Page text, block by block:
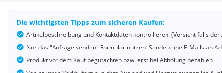
Die wichtigsten Tipps zum sicheren Kaufen:
Artikelbeschreibung und Kontaktdaten kontrollieren. (Vorsicht falls
Nur das "Anfrage senden" Formular nutzen. Sende keine E-Mails an
Produkt vor dem Kauf begutachten bzw. erst bei Abholung bezahlen